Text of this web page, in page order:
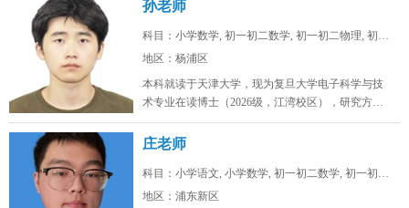
孙老师
科目：小学数学, 初一初二数学, 初一初二物理, 初一...
地区：杨浦区
本科就读于天津大学，现为复旦大学电子科学与技
术专业在读博士（2026级，江湾校区），研究方向
为激光通信。时间充裕，工作日...
庄老师
科目：小学语文, 小学数学, 初一初二数学, 初一初二...
地区：浦东新区